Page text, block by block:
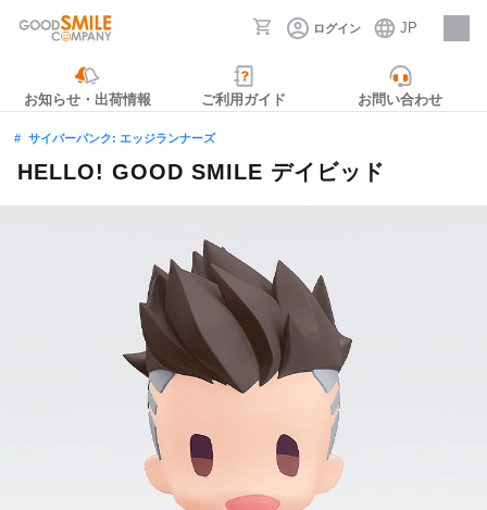
ログイン JP
採用情報
お知らせ・出荷情報 ご利用ガイド お問い合わせ
サイバーパンク: エッジランナーズ
HELLO! GOOD SMILE デイビッド